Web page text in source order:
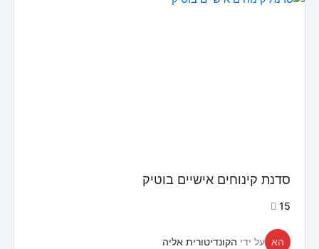
סדנת קינוחים אישיים בוטיק
15
הא על ידי הקונדיטורית אליה